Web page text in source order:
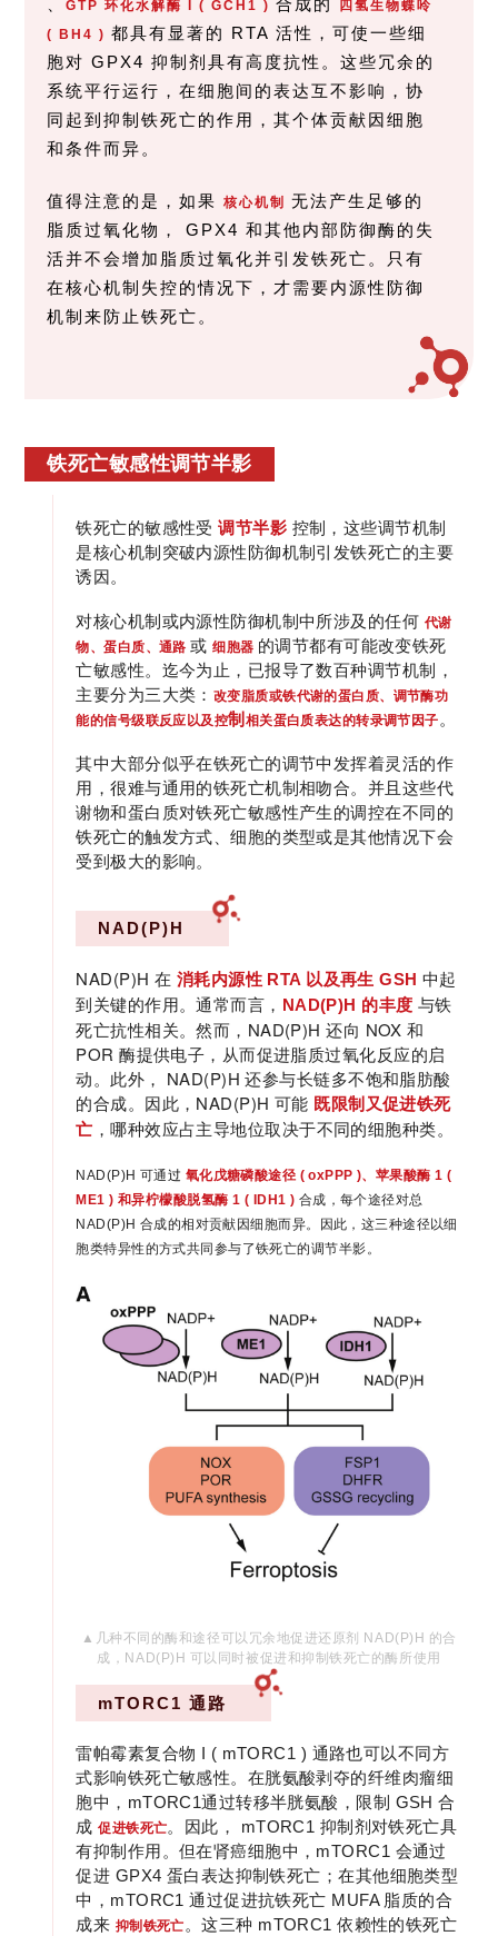
、GTP 环化水解酶 I ( GCH1 )合成的
四氢生物蝶呤
( BH4 )都具有显著的 RTA 活性，可使一些细
胞对 GPX4 抑制剂具有高度抗性。这些冗余的
系统平行运行，在细胞间的表达互不影响，协
同起到抑制铁死亡的作用，其个体贡献因细胞
和条件而异。
值得注意的是，如果核心机制无法产生足够的
脂质过氧化物， GPX4 和其他内部防御酶的失
活并不会增加脂质过氧化并引发铁死亡。只有
在核心机制失控的情况下，才需要内源性防御
机制来防止铁死亡。
铁死亡敏感性调节半影
铁死亡的敏感性受调节半影 控制，这些调节机制
是核心机制突破内源性防御机制引发铁死亡的主要
诱因。
对核心机制或内源性防御机制中所涉及的任何 代谢
物、蛋白质、通路或细胞器 的调节都有可能改变铁死
亡敏感性。迄今为止，已报导了数百种调节机制，
主要分为三大类： 改变脂质或铁代谢的蛋白质、调节酶功
能的信号级联反应以及控制 相关蛋白质表达的转录调节因子 。
其中大部分似乎在铁死亡的调节中发挥着灵活的作
用，很难与通用的铁死亡机制相吻合。并且这些代
谢物和蛋白质对铁死亡敏感性产生的调控在不同的
铁死亡的触发方式、细胞的类型或是其他情况下会
受到极大的影响。
NAD(P)H
NAD(P)H 在 消耗内源性 RTA 以及再生 GSH中起
到关键的作用。通常而言， NAD(P)H 的丰度 与铁
死亡抗性相关。然而，NAD(P)H 还向 NOX 和
POR 酶提供电子，从而促进脂质过氧化反应的启
动。此外， NAD(P)H 还参与长链多不饱和脂肪酸
的合成。因此，NAD(P)H 可能 既限制又促进铁死
亡 ，哪种效应占主导地位取决于不同的细胞种类。
NAD(P)H 可通过 氧化戊糖磷酸途径 ( oxPPP )、苹果酸酶 1 (
ME1 ) 和异柠檬酸脱氢酶 1 ( IDH1 ) 合成，每个途径对总
NAD(P)H 合成的相对贡献因细胞而异。因此，这三种途径以细
胞类特异性的方式共同参与了铁死亡的调节半影。
▲几种不同的酶和途径可以冗余地促进还原剂 NAD(P)H 的合
成，NAD(P)H 可以同时被促进和抑制铁死亡的酶所使用
mTORC1通路
雷帕霉素复合物 I ( mTORC1 ) 通路也可以不同方
式影响铁死亡敏感性。在胱氨酸剥夺的纤维肉瘤细
胞中，mTORC1通过转移半胱氨酸，限制 GSH 合
成促进铁死亡。因此， mTORC1 抑制剂对铁死亡具
有抑制作用。但在肾癌细胞中，mTORC1 会通过
促进 GPX4 蛋白表达抑制铁死亡；在其他细胞类型
中，mTORC1 通过促进抗铁死亡 MUFA 脂质的合
成来 抑制铁死亡 。这三种 mTORC1 依赖性的铁死亡